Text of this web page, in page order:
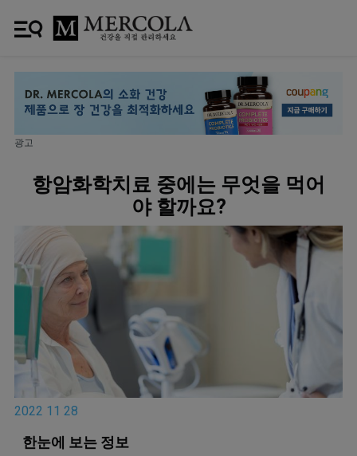
광고
항암화학치료 중에는 무엇을 먹어
야 할까요?
2022 11 28
한눈에 보는 정보